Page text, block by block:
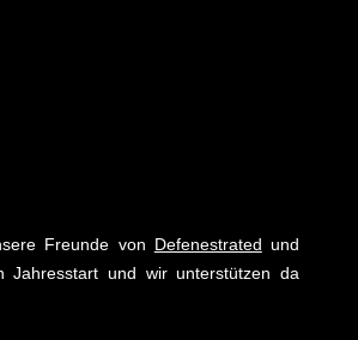
Freunde von Defenestrated und
Jahresstart und wir unterstützen da